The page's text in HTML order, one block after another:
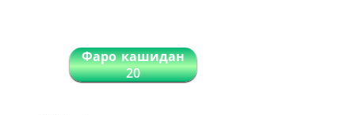
Фаро кашидан
20